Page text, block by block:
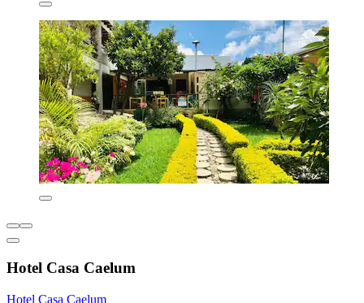
Hotel Casa Caelum
Hotel Casa Caelum